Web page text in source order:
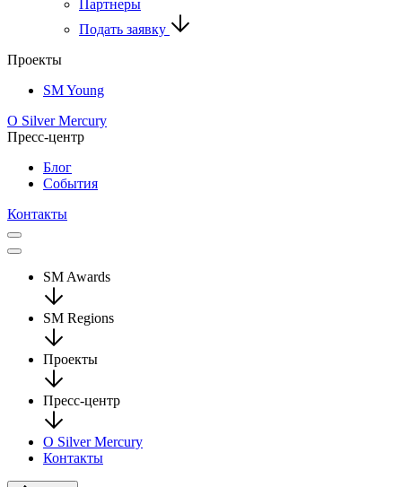
Партнеры
Подать заявку
Проекты
SM Young
О Silver Mercury
Пресс-центр
Блог
События
Контакты
SM Awards
SM Regions
Проекты
Пресс-центр
О Silver Mercury
Контакты